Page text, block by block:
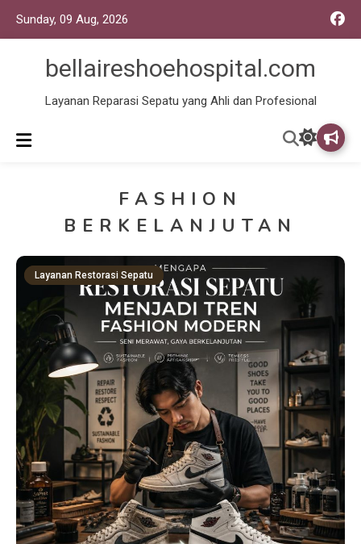
Sunday, 09 Aug, 2026
bellaireshoehospital.com
Layanan Reparasi Sepatu yang Ahli dan Profesional
FASHION
BERKELANJUTAN
Layanan Restorasi Sepatu